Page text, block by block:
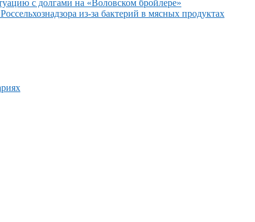
с долгами на «Воловском бройлере»
из-за бактерий в мясных продуктах